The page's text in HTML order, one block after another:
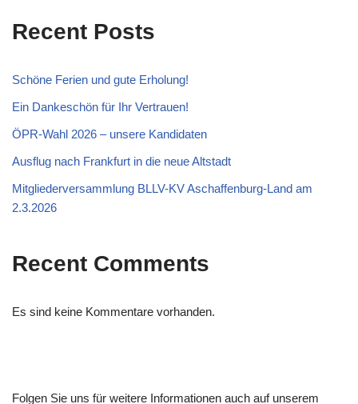
Recent Posts
Schöne Ferien und gute Erholung!
Ein Dankeschön für Ihr Vertrauen!
ÖPR‑Wahl 2026 – unsere Kandidaten
Ausflug nach Frankfurt in die neue Altstadt
Mitgliederversammlung BLLV-KV Aschaffenburg-Land am
2.3.2026
Recent Comments
Es sind keine Kommentare vorhanden.
Folgen Sie uns für weitere Informationen auch auf unserem